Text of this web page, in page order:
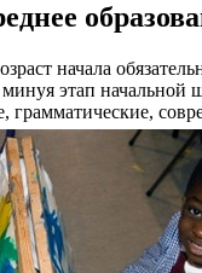
начала
этап начальной
грамматические,